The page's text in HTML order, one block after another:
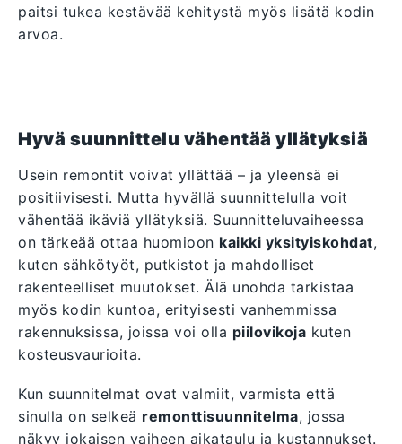
paitsi tukea kestävää kehitystä myös lisätä kodin
arvoa.
Hyvä suunnittelu vähentää yllätyksiä
Usein remontit voivat yllättää – ja yleensä ei
positiivisesti. Mutta hyvällä suunnittelulla voit
vähentää ikäviä yllätyksiä. Suunnitteluvaiheessa
on tärkeää ottaa huomioon kaikki yksityiskohdat,
kuten sähkötyöt, putkistot ja mahdolliset
rakenteelliset muutokset. Älä unohda tarkistaa
myös kodin kuntoa, erityisesti vanhemmissa
rakennuksissa, joissa voi olla piilovikoja kuten
kosteusvaurioita.
Kun suunnitelmat ovat valmiit, varmista että
sinulla on selkeä remonttisuunnitelma, jossa
näkyy jokaisen vaiheen aikataulu ja kustannukset.